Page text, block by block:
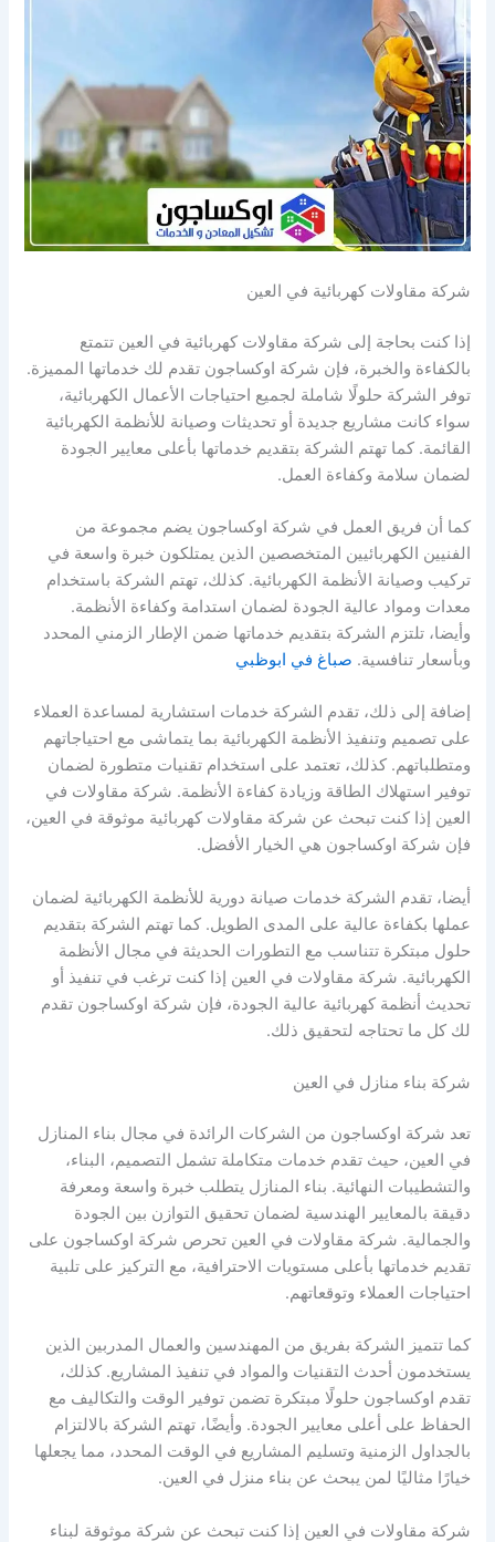
شركة مقاولات كهربائية في العين
إذا كنت بحاجة إلى شركة مقاولات كهربائية في العين تتمتع
بالكفاءة والخبرة، فإن شركة اوكساجون تقدم لك خدماتها المميزة.
توفر الشركة حلولًا شاملة لجميع احتياجات الأعمال الكهربائية،
سواء كانت مشاريع جديدة أو تحديثات وصيانة للأنظمة الكهربائية
القائمة. كما تهتم الشركة بتقديم خدماتها بأعلى معايير الجودة
لضمان سلامة وكفاءة العمل.
كما أن فريق العمل في شركة اوكساجون يضم مجموعة من
الفنيين الكهربائيين المتخصصين الذين يمتلكون خبرة واسعة في
تركيب وصيانة الأنظمة الكهربائية. كذلك، تهتم الشركة باستخدام
معدات ومواد عالية الجودة لضمان استدامة وكفاءة الأنظمة.
وأيضا، تلتزم الشركة بتقديم خدماتها ضمن الإطار الزمني المحدد
وبأسعار تنافسية. صباغ في ابوظبي
إضافة إلى ذلك، تقدم الشركة خدمات استشارية لمساعدة العملاء
على تصميم وتنفيذ الأنظمة الكهربائية بما يتماشى مع احتياجاتهم
ومتطلباتهم. كذلك، تعتمد على استخدام تقنيات متطورة لضمان
توفير استهلاك الطاقة وزيادة كفاءة الأنظمة. شركة مقاولات في
العين إذا كنت تبحث عن شركة مقاولات كهربائية موثوقة في العين،
فإن شركة اوكساجون هي الخيار الأفضل.
أيضا، تقدم الشركة خدمات صيانة دورية للأنظمة الكهربائية لضمان
عملها بكفاءة عالية على المدى الطويل. كما تهتم الشركة بتقديم
حلول مبتكرة تتناسب مع التطورات الحديثة في مجال الأنظمة
الكهربائية. شركة مقاولات في العين إذا كنت ترغب في تنفيذ أو
تحديث أنظمة كهربائية عالية الجودة، فإن شركة اوكساجون تقدم
لك كل ما تحتاجه لتحقيق ذلك.
شركة بناء منازل في العين
تعد شركة اوكساجون من الشركات الرائدة في مجال بناء المنازل
في العين، حيث تقدم خدمات متكاملة تشمل التصميم، البناء،
والتشطيبات النهائية. بناء المنازل يتطلب خبرة واسعة ومعرفة
دقيقة بالمعايير الهندسية لضمان تحقيق التوازن بين الجودة
والجمالية. شركة مقاولات في العين تحرص شركة اوكساجون على
تقديم خدماتها بأعلى مستويات الاحترافية، مع التركيز على تلبية
احتياجات العملاء وتوقعاتهم.
كما تتميز الشركة بفريق من المهندسين والعمال المدربين الذين
يستخدمون أحدث التقنيات والمواد في تنفيذ المشاريع. كذلك،
تقدم اوكساجون حلولًا مبتكرة تضمن توفير الوقت والتكاليف مع
الحفاظ على أعلى معايير الجودة. وأيضًا، تهتم الشركة بالالتزام
بالجداول الزمنية وتسليم المشاريع في الوقت المحدد، مما يجعلها
خيارًا مثاليًا لمن يبحث عن بناء منزل في العين.
شركة مقاولات في العين إذا كنت تبحث عن شركة موثوقة لبناء